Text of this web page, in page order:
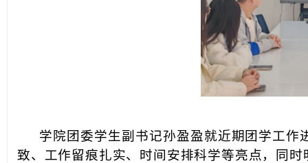
学院团委学生副书记孙盈盈就近期团学工
致、工作留痕扎实、时间安排科学等亮点，同